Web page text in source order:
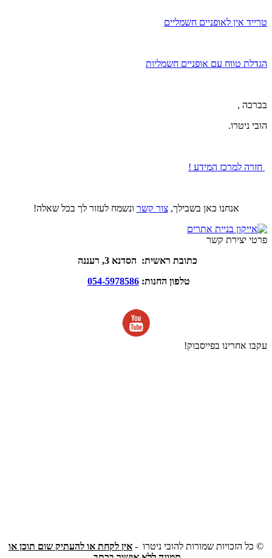
טרייד אין לאופניים חשמליים
הגדלת טווח עם אופניים חשמליות
בברכה ,
הובי ניטרו.
חזרה למרכז המידע !
אנחנו כאן בשבילך,צור קשר ונשמח לעזור לך בכל שאלה!
פרטי יצירת קשר
כתובת ראשית: הסדנא 3, רעננה
טלפון החנות:054-5978586
עקבו אחרינו בפייסבוק!
© כל הזכויות שמורות להובי ניטרו - אין לקחת או להעתיק שום תוכן או